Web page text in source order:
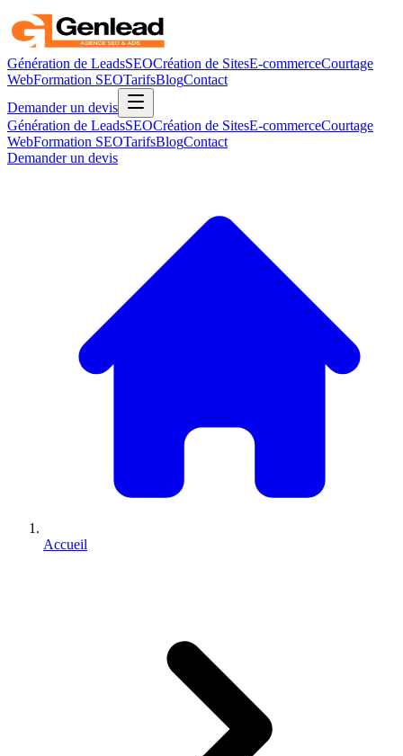
Génération de LeadsSEOCréation de SitesE-commerceCourtage
WebFormation SEOTarifsBlogContact
Demander un devis
Génération de LeadsSEOCréation de SitesE-commerceCourtage
WebFormation SEOTarifsBlogContact
Demander un devis
Accueil